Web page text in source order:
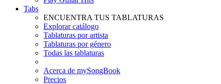
Tabs
ENCUENTRA TUS TABLATURAS
Explorar catálogo
Tablaturas por artista
Tablaturas por género
Todas las tablaturas
Acerca de mySongBook
Precios